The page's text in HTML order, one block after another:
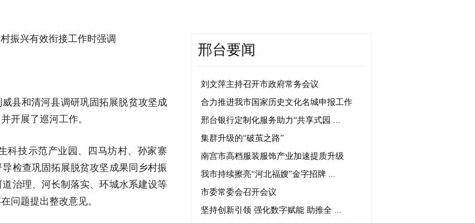
振兴有效衔接工作时强调
县和清河县调研巩固拓展脱贫攻坚成
开展了巡河工作。
科技示范产业园、四马坊村、孙家寨
检查巩固拓展脱贫攻坚成果同乡村振
治理、河长制落实、环城水系建设等
问题提出整改意见。
邢台要闻
刘文萍主持召开市政府常务会议
合力推进我市国家历史文化名城申报工作
邢台银行定制化服务助力“共享式园 ...
集群升级的“破茧之路”
南宫市高档服装服饰产业加速提质升级
我市持续擦亮“河北福嫂”金字招牌 ...
市委常委会召开会议
坚持创新引领 强化数字赋能 助推全 ...